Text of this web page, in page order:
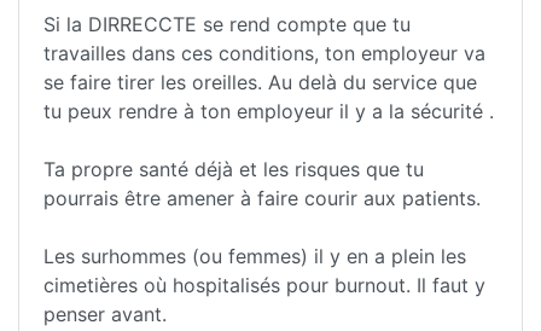
Si la DIRRECCTE se rend compte que tu
travailles dans ces conditions, ton employeur va
se faire tirer les oreilles. Au delà du service que
tu peux rendre à ton employeur il y a la sécurité .
Ta propre santé déjà et les risques que tu
pourrais être amener à faire courir aux patients.
Les surhommes (ou femmes) il y en a plein les
cimetières où hospitalisés pour burnout. Il faut y
penser avant.